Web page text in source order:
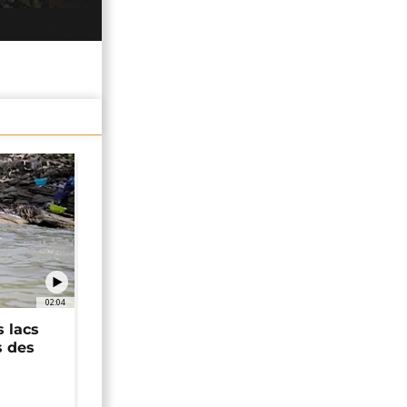
02:04
lacs
des